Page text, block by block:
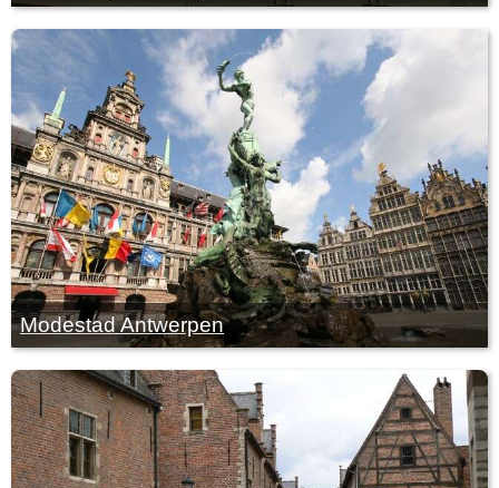
Modestad Antwerpen